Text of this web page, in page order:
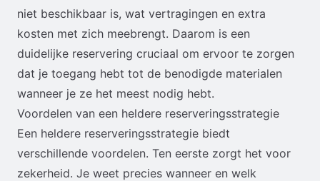
niet beschikbaar is, wat vertragingen en extra
kosten met zich meebrengt. Daarom is een
duidelijke reservering cruciaal om ervoor te zorgen
dat je toegang hebt tot de benodigde materialen
wanneer je ze het meest nodig hebt.
Voordelen van een heldere reserveringsstrategie
Een heldere reserveringsstrategie biedt
verschillende voordelen. Ten eerste zorgt het voor
zekerheid. Je weet precies wanneer en welk